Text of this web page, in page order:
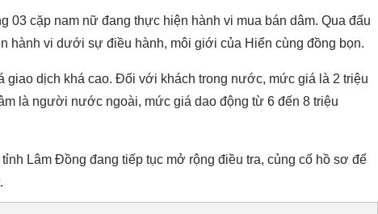
03 cặp nam nữ đang thực hiện hành vi mua bán dâm. Qua đấu
hành vi dưới sự điều hành, môi giới của Hiển cùng đồng bọn.
dịch khá cao. Đối với khách trong nước, mức giá là 2 triệu
là người nước ngoài, mức giá dao động từ 6 đến 8 triệu
Lâm Đồng đang tiếp tục mở rộng điều tra, củng cố hồ sơ để